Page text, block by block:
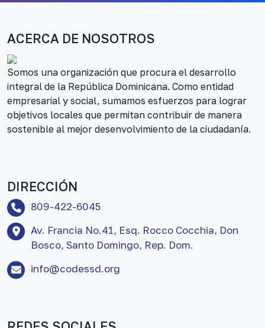
ACERCA DE NOSOTROS
Somos una organización que procura el desarrollo
integral de la República Dominicana. Como entidad
empresarial y social, sumamos esfuerzos para lograr
objetivos locales que permitan contribuir de manera
sostenible al mejor desenvolvimiento de la ciudadanía.
DIRECCIÓN
809-422-6045
Av. Francia No.41, Esq. Rocco Cocchia, Don
Bosco, Santo Domingo, Rep. Dom.
info@codessd.org